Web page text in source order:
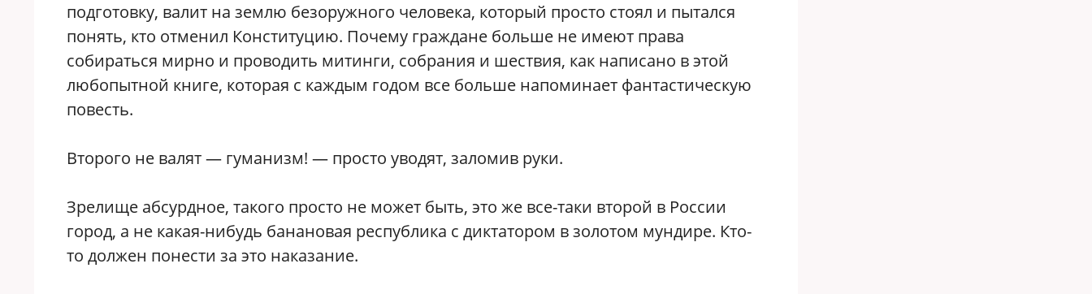
подготовку, валит на землю безоружного человека, который просто стоял и пытался
понять, кто отменил Конституцию. Почему граждане больше не имеют права
собираться мирно и проводить митинги, собрания и шествия, как написано в этой
любопытной книге, которая с каждым годом все больше напоминает фантастическую
повесть.
Второго не валят — гуманизм! — просто уводят, заломив руки.
Зрелище абсурдное, такого просто не может быть, это же все-таки второй в России
город, а не какая-нибудь банановая республика с диктатором в золотом мундире. Кто-
то должен понести за это наказание.